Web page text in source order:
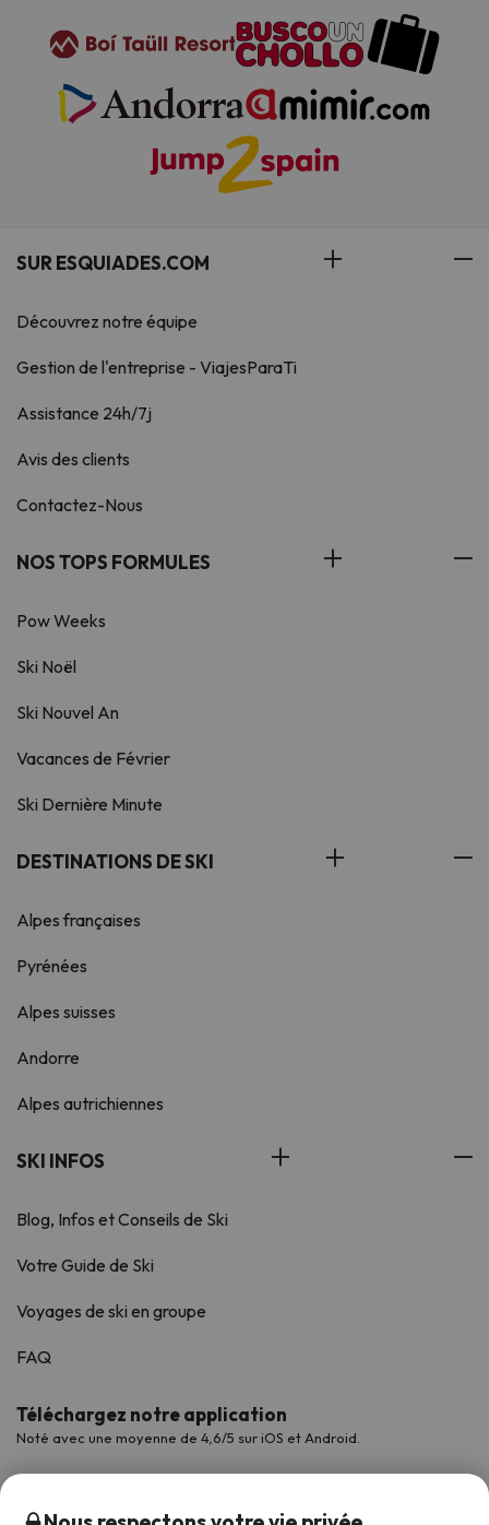
SUR ESQUIADES.COM
Découvrez notre équipe
Gestion de l'entreprise - ViajesParaTi
Assistance 24h/7j
Avis des clients
Contactez-Nous
NOS TOPS FORMULES
Pow Weeks
Ski Noël
Ski Nouvel An
Vacances de Février
Ski Dernière Minute
DESTINATIONS DE SKI
Alpes françaises
Pyrénées
Alpes suisses
Andorre
Alpes autrichiennes
SKI INFOS
Blog, Infos et Conseils de Ski
Votre Guide de Ski
Voyages de ski en groupe
FAQ
Téléchargez notre application
Noté avec une moyenne de 4,6/5 sur iOS et Android.